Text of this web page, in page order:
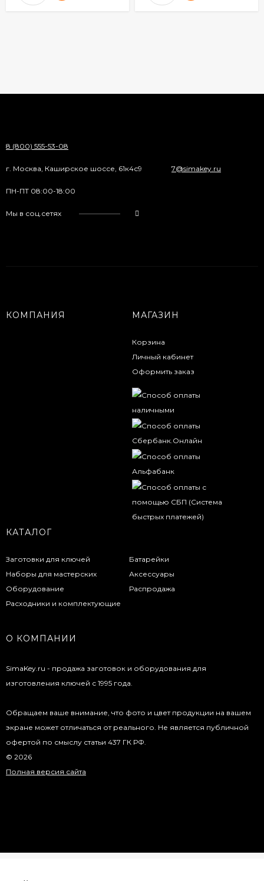
8 (800) 555-53-08
г. Москва, Каширское шоссе, 61к4с9 7@simakey.ru
ПН-ПТ 08:00-18:00
Мы в соц.сетях
КОМПАНИЯ МАГАЗИН
Корзина
Личный кабинет
Оформить заказ
КАТАЛОГ
Заготовки для ключей
Наборы для мастерских
Оборудование
Расходники и комплектующие
Батарейки
Аксессуары
Распродажа
О КОМПАНИИ
SimaKey.ru - продажа заготовок и оборудования для
изготовления ключей с 1995 года.
Обращаем ваше внимание, что фото и цвет продукции на вашем
экране может отличаться от реального. Не является публичной
офертой по смыслу статьи 437 ГК РФ.
© 2026
Полная версия сайта